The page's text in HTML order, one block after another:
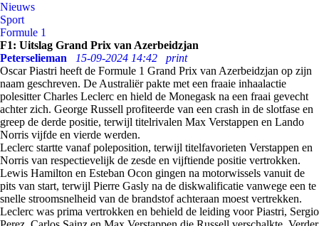
Nieuws
Sport
Formule 1
F1: Uitslag Grand Prix van Azerbeidzjan
Peterselieman
15-09-2024 14:42
print
Oscar Piastri heeft de Formule 1 Grand Prix van Azerbeidzjan op zijn
naam geschreven. De Australiër pakte met een fraaie inhaalactie
polesitter Charles Leclerc en hield de Monegask na een fraai gevecht
achter zich. George Russell profiteerde van een crash in de slotfase en
greep de derde positie, terwijl titelrivalen Max Verstappen en Lando
Norris vijfde en vierde werden.
Leclerc startte vanaf poleposition, terwijl titelfavorieten Verstappen en
Norris van respectievelijk de zesde en vijftiende positie vertrokken.
Lewis Hamilton en Esteban Ocon gingen na motorwissels vanuit de
pits van start, terwijl Pierre Gasly na de diskwalificatie vanwege een te
snelle stroomsnelheid van de brandstof achteraan moest vertrekken.
Leclerc was prima vertrokken en behield de leiding voor Piastri, Sergio